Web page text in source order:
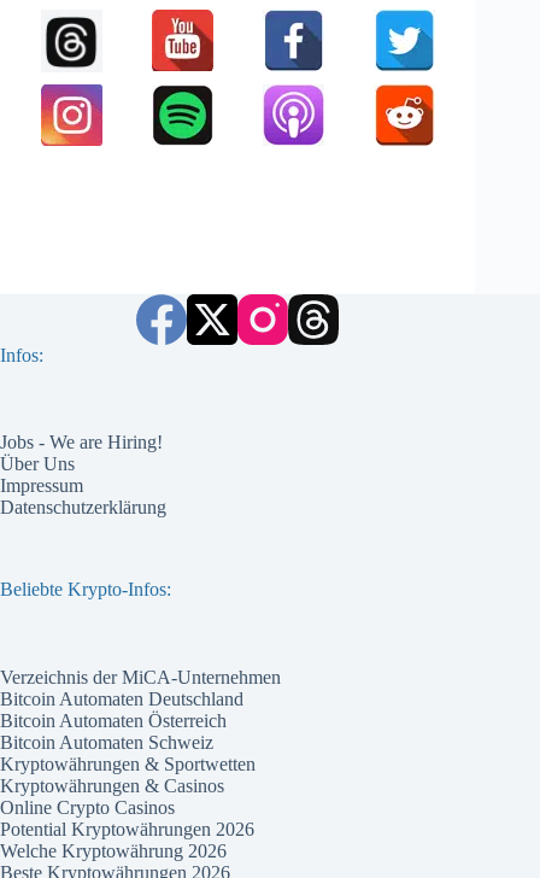
Infos:
Jobs - We are Hiring!
Über Uns
Impressum
Datenschutzerklärung
Beliebte Krypto-Infos:
Verzeichnis der MiCA-Unternehmen
Bitcoin Automaten Deutschland
Bitcoin Automaten Österreich
Bitcoin Automaten Schweiz
Kryptowährungen & Sportwetten
Kryptowährungen & Casinos
Online Crypto Casinos
Potential Kryptowährungen 2026
Welche Kryptowährung 2026
Beste Kryptowährungen 2026